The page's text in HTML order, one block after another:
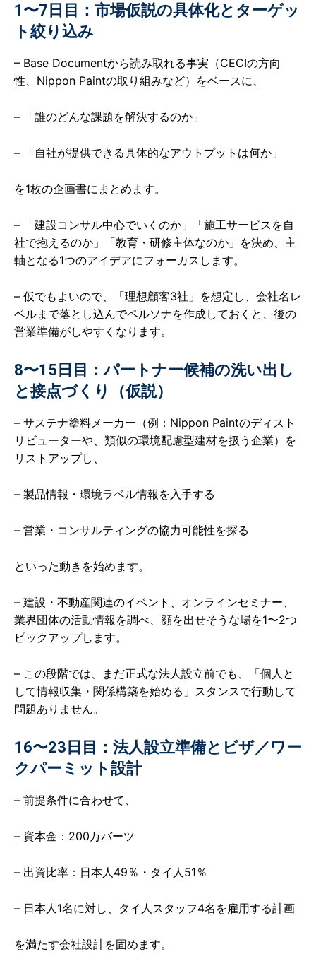
1〜7日目：市場仮説の具体化とターゲッ
ト絞り込み
– Base Documentから読み取れる事実（CECIの方向
性、Nippon Paintの取り組みなど）をベースに、
– 「誰のどんな課題を解決するのか」
– 「自社が提供できる具体的なアウトプットは何か」
を1枚の企画書にまとめます。
– 「建設コンサル中心でいくのか」「施工サービスを自
社で抱えるのか」「教育・研修主体なのか」を決め、主
軸となる1つのアイデアにフォーカスします。
– 仮でもよいので、「理想顧客3社」を想定し、会社名レ
ベルまで落とし込んでペルソナを作成しておくと、後の
営業準備がしやすくなります。
8〜15日目：パートナー候補の洗い出し
と接点づくり（仮説）
– サステナ塗料メーカー（例：Nippon Paintのディスト
リビューターや、類似の環境配慮型建材を扱う企業）を
リストアップし、
– 製品情報・環境ラベル情報を入手する
– 営業・コンサルティングの協力可能性を探る
といった動きを始めます。
– 建設・不動産関連のイベント、オンラインセミナー、
業界団体の活動情報を調べ、顔を出せそうな場を1〜2つ
ピックアップします。
– この段階では、まだ正式な法人設立前でも、「個人と
して情報収集・関係構築を始める」スタンスで行動して
問題ありません。
16〜23日目：法人設立準備とビザ／ワー
クパーミット設計
– 前提条件に合わせて、
– 資本金：200万バーツ
– 出資比率：日本人49％・タイ人51％
– 日本人1名に対し、タイ人スタッフ4名を雇用する計画
を満たす会社設計を固めます。